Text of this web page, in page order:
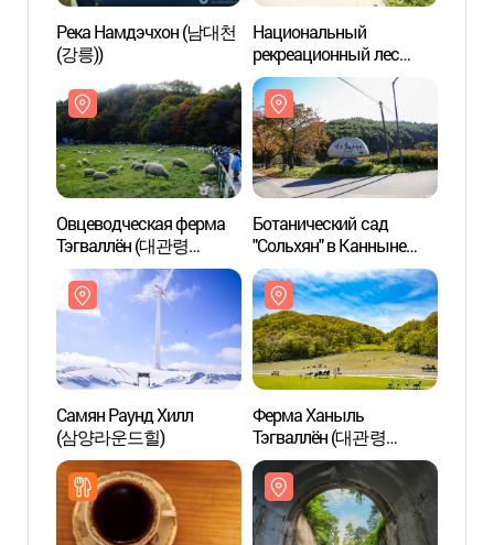
Река Намдэчхон (남대천
(강릉))
Национальный
рекреационный лес
Тэгваллён (국립
대관령자연휴양림)
Овцеводческая ферма
Тэгваллён (대관령
양떼목장)
Ботанический сад
"Сольхян" в Канныне
(강릉 솔향수목원)
Самян Раунд Хилл
(삼양라운드힐)
Ферма Ханыль
Тэгваллён (대관령
하늘목장)